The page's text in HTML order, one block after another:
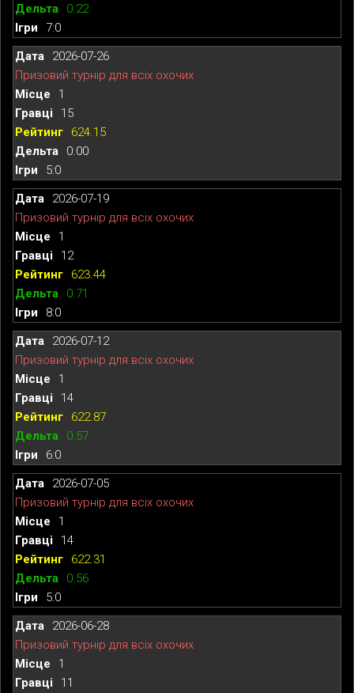
0.22
7:0
2026-07-26
Призовий турнір для всіх охочих
1
15
624.15
0.00
5:0
2026-07-19
Призовий турнір для всіх охочих
1
12
623.44
0.71
8:0
2026-07-12
Призовий турнір для всіх охочих
1
14
622.87
0.57
6:0
2026-07-05
Призовий турнір для всіх охочих
1
14
622.31
0.56
5:0
2026-06-28
Призовий турнір для всіх охочих
1
11